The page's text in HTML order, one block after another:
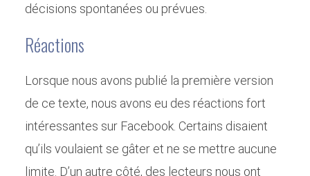
décisions spontanées ou prévues.
Réactions
Lorsque nous avons publié la première version
de ce texte, nous avons eu des réactions fort
intéressantes sur Facebook. Certains disaient
qu’ils voulaient se gâter et ne se mettre aucune
limite. D’un autre côté, des lecteurs nous ont